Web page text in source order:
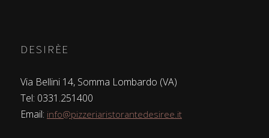
DESIRÈE
Via Bellini 14, Somma Lombardo (VA)
Tel: 0331.251400
Email: info@pizzeriaristorantedesiree.it